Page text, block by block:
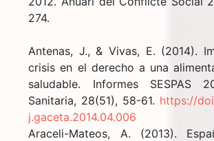
274.
Antenas, J., & Vivas, E. (2014).
crisis en el derecho a una
saludable. Informes SESPAS
Sanitaria, 28(51), 58-61. https://
j.gaceta.2014.04.006
Araceli-Mateos, A. (2013).